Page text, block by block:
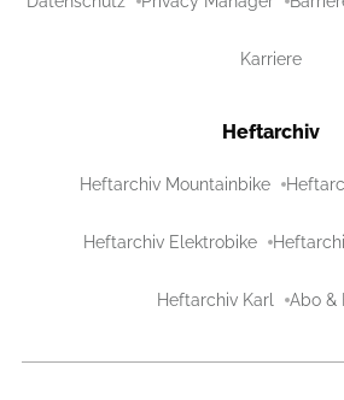
Karriere
Heftarchiv
Heftarchiv Mountainbike
Heftarchiv Elektrobike
Heftarchiv Karl Abo &